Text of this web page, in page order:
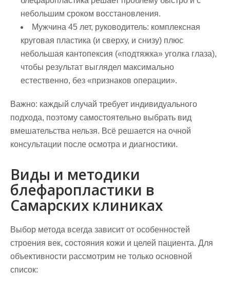
небольшим сроком восстановления.
Мужчина 45 лет, руководитель: комплексная
круговая пластика (и сверху, и снизу) плюс
небольшая кантопексия («подтяжка» уголка глаза),
чтобы результат выглядел максимально
естественно, без «признаков операции».
Важно: каждый случай требует индивидуального
подхода, поэтому самостоятельно выбрать вид
вмешательства нельзя. Всё решается на очной
консультации после осмотра и диагностики.
Виды и методики
блефаропластики в
Самарских клиниках
Выбор метода всегда зависит от особенностей
строения век, состояния кожи и целей пациента. Для
объективности рассмотрим не только основной
список: